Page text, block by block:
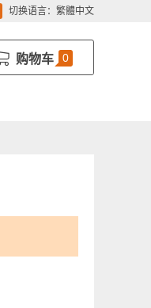
切换语言： 繁體中文
购物车 0